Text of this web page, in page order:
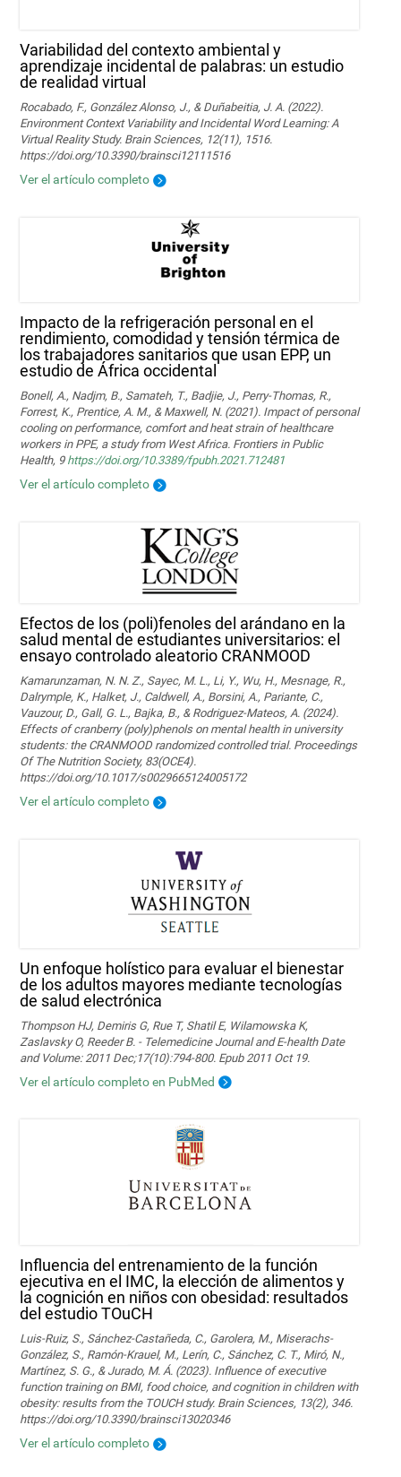
Variabilidad del contexto ambiental y
aprendizaje incidental de palabras: un estudio
de realidad virtual
Rocabado, F., González Alonso, J., & Duñabeitia, J. A. (2022).
Environment Context Variability and Incidental Word Learning: A
Virtual Reality Study. Brain Sciences, 12(11), 1516.
https://doi.org/10.3390/brainsci12111516
Ver el artículo completo
Impacto de la refrigeración personal en el
rendimiento, comodidad y tensión térmica de
los trabajadores sanitarios que usan EPP, un
estudio de África occidental
Bonell, A., Nadjm, B., Samateh, T., Badjie, J., Perry-Thomas, R.,
Forrest, K., Prentice, A. M., & Maxwell, N. (2021). Impact of personal
cooling on performance, comfort and heat strain of healthcare
workers in PPE, a study from West Africa. Frontiers in Public
Health, 9 https://doi.org/10.3389/fpubh.2021.712481
Ver el artículo completo
Efectos de los (poli)fenoles del arándano en la
salud mental de estudiantes universitarios: el
ensayo controlado aleatorio CRANMOOD
Kamarunzaman, N. N. Z., Sayec, M. L., Li, Y., Wu, H., Mesnage, R.,
Dalrymple, K., Halket, J., Caldwell, A., Borsini, A., Pariante, C.,
Vauzour, D., Gall, G. L., Bajka, B., & Rodriguez-Mateos, A. (2024).
Effects of cranberry (poly)phenols on mental health in university
students: the CRANMOOD randomized controlled trial. Proceedings
Of The Nutrition Society, 83(OCE4).
https://doi.org/10.1017/s0029665124005172
Ver el artículo completo
Un enfoque holístico para evaluar el bienestar
de los adultos mayores mediante tecnologías
de salud electrónica
Thompson HJ, Demiris G, Rue T, Shatil E, Wilamowska K,
Zaslavsky O, Reeder B. - Telemedicine Journal and E-health Date
and Volume: 2011 Dec;17(10):794-800. Epub 2011 Oct 19.
Ver el artículo completo en PubMed
Influencia del entrenamiento de la función
ejecutiva en el IMC, la elección de alimentos y
la cognición en niños con obesidad: resultados
del estudio TOuCH
Luis-Ruiz, S., Sánchez-Castañeda, C., Garolera, M., Miserachs-
González, S., Ramón-Krauel, M., Lerín, C., Sánchez, C. T., Miró, N.,
Martí­nez, S. G., & Jurado, M. Á. (2023). Influence of executive
function training on BMI, food choice, and cognition in children with
obesity: results from the TOUCH study. Brain Sciences, 13(2), 346.
https://doi.org/10.3390/brainsci13020346
Ver el artículo completo